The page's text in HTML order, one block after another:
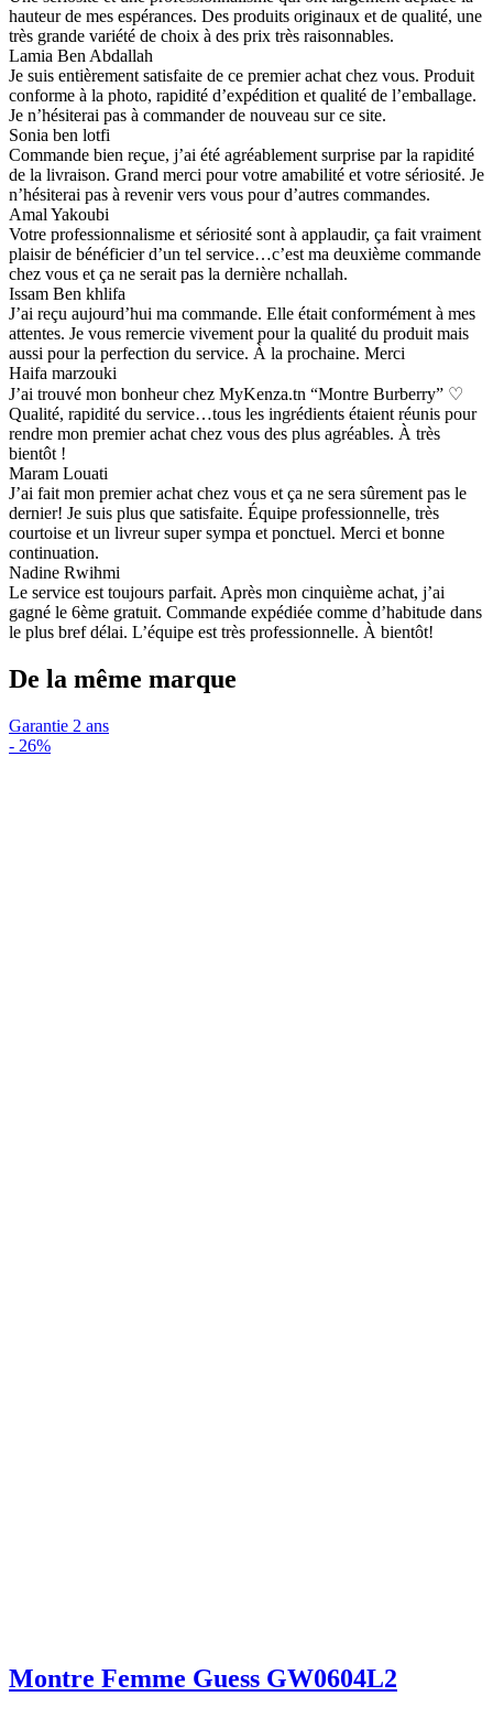
hauteur de mes espérances. Des produits originaux et de qualité, une
très grande variété de choix à des prix très raisonnables.
Lamia Ben Abdallah
Je suis entièrement satisfaite de ce premier achat chez vous. Produit
conforme à la photo, rapidité d’expédition et qualité de l’emballage.
Je n’hésiterai pas à commander de nouveau sur ce site.
Sonia ben lotfi
Commande bien reçue, j’ai été agréablement surprise par la rapidité
de la livraison. Grand merci pour votre amabilité et votre sériosité. Je
n’hésiterai pas à revenir vers vous pour d’autres commandes.
Amal Yakoubi
Votre professionnalisme et sériosité sont à applaudir, ça fait vraiment
plaisir de bénéficier d’un tel service…c’est ma deuxième commande
chez vous et ça ne serait pas la dernière nchallah.
Issam Ben khlifa
J’ai reçu aujourd’hui ma commande. Elle était conformément à mes
attentes. Je vous remercie vivement pour la qualité du produit mais
aussi pour la perfection du service. À la prochaine. Merci
Haifa marzouki
J’ai trouvé mon bonheur chez MyKenza.tn “Montre Burberry” ♡
Qualité, rapidité du service…tous les ingrédients étaient réunis pour
rendre mon premier achat chez vous des plus agréables. À très
bientôt !
Maram Louati
J’ai fait mon premier achat chez vous et ça ne sera sûrement pas le
dernier! Je suis plus que satisfaite. Équipe professionnelle, très
courtoise et un livreur super sympa et ponctuel. Merci et bonne
continuation.
Nadine Rwihmi
Le service est toujours parfait. Après mon cinquième achat, j’ai
gagné le 6ème gratuit. Commande expédiée comme d’habitude dans
le plus bref délai. L’équipe est très professionnelle. À bientôt!
De la même marque
Garantie 2 ans
- 26%
Montre Femme Guess GW0604L2